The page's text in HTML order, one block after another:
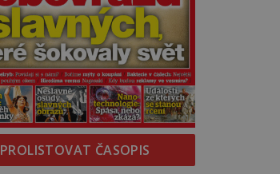
PROLISTOVAT ČASOPIS